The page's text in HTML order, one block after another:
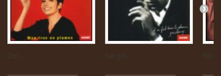
Zizi... Serge...